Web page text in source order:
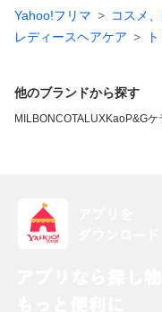
Yahoo!フリマ
コスメ
レディースヘアケア
他のブランドから探す
MILBONCOTALUXKaoP&Gケ